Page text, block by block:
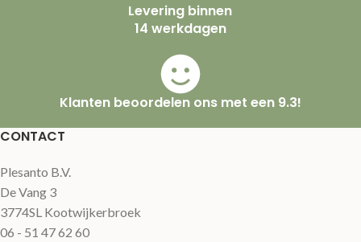
Levering binnen
14 werkdagen
Klanten beoordelen ons met een 9.3!
CONTACT
Plesanto B.V.
De Vang 3
3774SL Kootwijkerbroek
06 - 51 47 62 60